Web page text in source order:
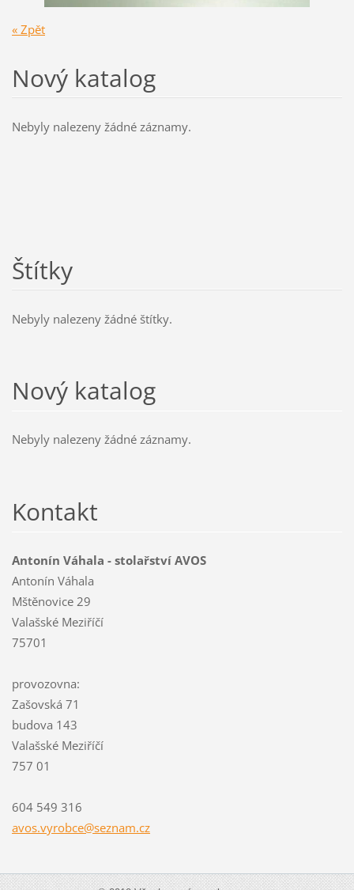
« Zpět
Nový katalog
Nebyly nalezeny žádné záznamy.
Štítky
Nebyly nalezeny žádné štítky.
Nový katalog
Nebyly nalezeny žádné záznamy.
Kontakt
Antonín Váhala - stolařství AVOS
Antonín Váhala
Mštěnovice 29
Valašské Meziříčí
75701
provozovna:
Zašovská 71
budova 143
Valašské Meziříčí
757 01
604 549 316
avos.vyrobce@seznam.cz